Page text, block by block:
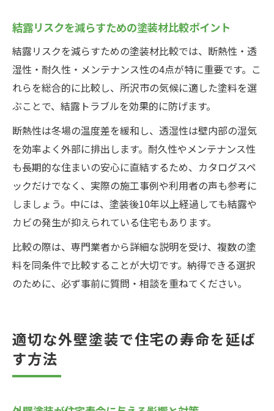
結露リスクを減らすための塗装材比較ポイント
結露リスクを減らすための塗装材比較では、断熱性・透
湿性・耐久性・メンテナンス性の4点が特に重要です。こ
れらを総合的に比較し、所沢市の気候に適した塗料を選
ぶことで、結露トラブルを効果的に防げます。
断熱性は冬場の温度差を緩和し、透湿性は壁内部の湿気
を効率よく外部に排出します。耐久性やメンテナンス性
も長期的な住まいの安心に直結するため、カタログスペ
ックだけでなく、実際の施工事例や利用者の声も参考に
しましょう。中には、塗装後10年以上経過しても結露や
カビの発生が抑えられている住宅もあります。
比較の際は、専門業者から詳細な説明を受け、複数の塗
料を同条件で比較することが大切です。納得できる選択
のために、必ず事前に質問・相談を重ねてください。
適切な外壁塗装で住宅の寿命を延ば
す方法